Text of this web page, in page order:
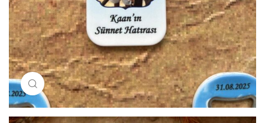
Resimi büyütmek için tıklayın